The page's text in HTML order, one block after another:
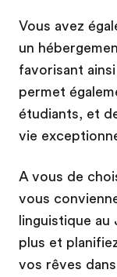
Vous avez
un
favorisant
permet
étudiants, et
vie
A vous de
vous
linguistique au
plus et
vos rêves